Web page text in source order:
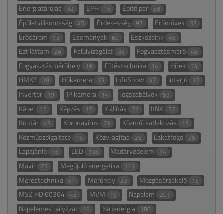
Energiatárolás 32 EPH 16 Építőipar 58
Épületvillamosság 45 Érdekesség 97 Erőművek 33
Erősáram 15 Események 69 Eszközeink 46
Ezt láttam 26 Felülvizsgálat 35 Fogyasztásmérő 48
Fogyasztásmérőhely 19 Fűtéstechnika 14 Hírek 14
HMKE 18 Hőkamera 13 InfoShow 47 Interjú 13
Inverter 19 IP kamera 14 Jogszabályok 53
Kábel 15 Képzés 17 Kiállítás 23 KNX 32
Kontár 43 Koronavírus 24 Közműcsatlakozás 13
Közműszolgáltató 16 Közvilágítás 26 Lakatfogó 25
Lapajánló 16 LED 138 Madárvédelem 14
Mavir 23 Megújuló energetika 111
Méréstechnika 61 Mérőhely 23 Mozgásérzékelő 15
MSZ HD 60364 45 MVM 19 Napelem 207
Napelemes pályázat 18 Napenergia 180